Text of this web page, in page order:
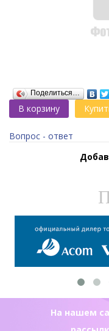
Поделиться…
В корзину
Вопрос - ответ
На нашем